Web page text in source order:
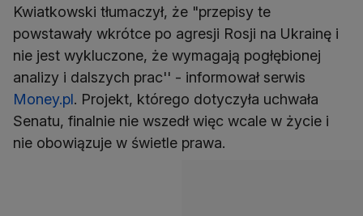
Kwiatkowski tłumaczył, że "przepisy te
powstawały wkrótce po agresji Rosji na Ukrainę i
nie jest wykluczone, że wymagają pogłębionej
analizy i dalszych prac'' - informował serwis
Money.pl. Projekt, którego dotyczyła uchwała
Senatu, finalnie nie wszedł więc wcale w życie i
nie obowiązuje w świetle prawa.